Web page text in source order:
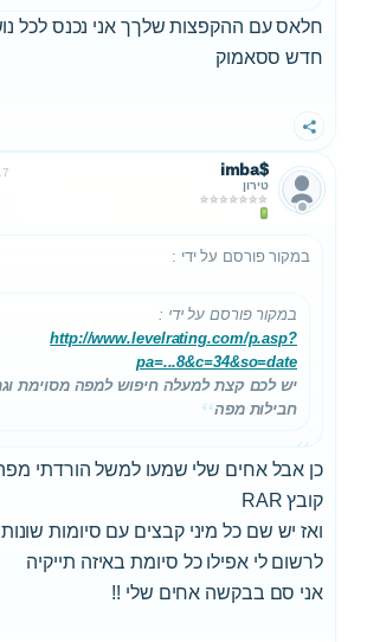
חלאס עם ההקפצות שלךך אני נכנס לכל
חדש ססאמוק
שתף
imba$
טירון
במקור פורסם על ידי :
במקור פורסם על ידי :
http://www.levelrating.com/p.asp?
pa=...8&c=34&so=date
יש לכם קצת למעלה חיפוש למפה מסוימת
חבילות מפה
כן אבל אחים שלי שמעו למשל הורדתי
קובץ RAR
ואז יש שם כל מיני קבצים עם סיומות שונות
לרשום לי אפילו כל סיומת באיזה תייקיה
אני סם בבקשה אחים שלי !!